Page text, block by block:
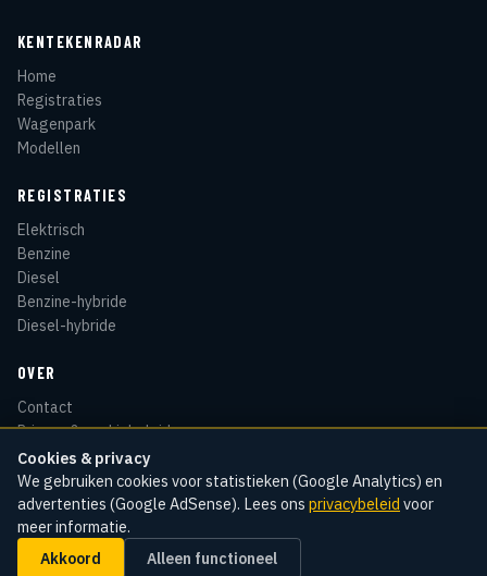
Cookies & privacy
We gebruiken cookies voor statistieken (Google Analytics) en
advertenties (Google AdSense). Lees ons privacybeleid voor
meer informatie.
Akkoord Alleen functioneel
KENTEKENRADAR
Home
Registraties
Wagenpark
Modellen
REGISTRATIES
Elektrisch
Benzine
Diesel
Benzine-hybride
Diesel-hybride
OVER
Contact
Privacy & cookiebeleid
Disclaimer
Sitemap
© 2026 Kentekenradar